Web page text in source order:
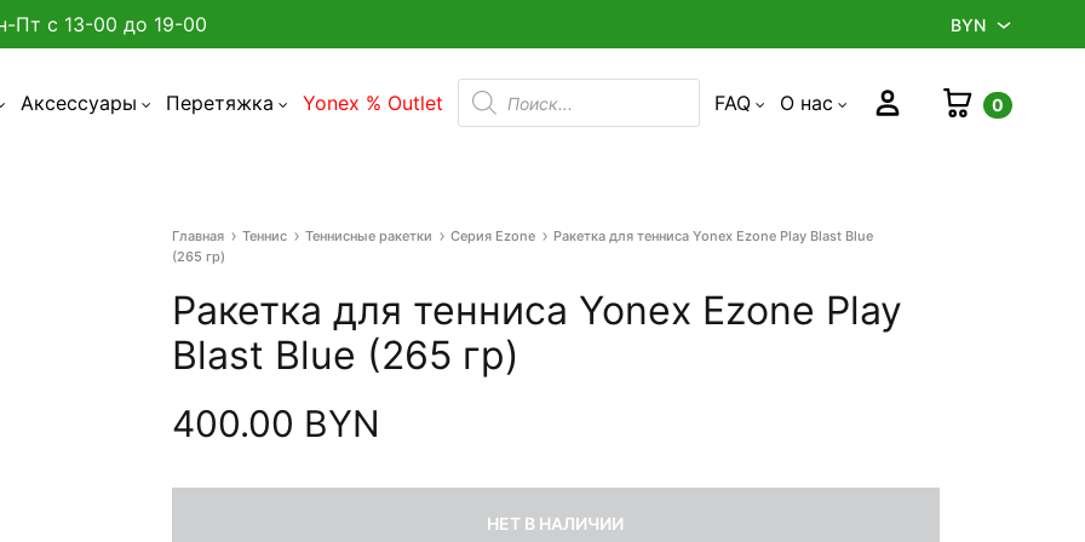
Пт с 13-00 до 19-00 BYN
Аксессуары Перетяжка Yonex % Outlet
Поиск
товаров
FAQ О нас Войти Корзина
0
Главная Теннис Теннисные ракетки Серия Ezone
Ракетка для тенниса Yonex Ezone Play Blast Blue
(265 гр)
Ракетка для тенниса Yonex Ezone Play
Blast Blue (265 гр)
400.00 BYN
НЕТ В НАЛИЧИИ